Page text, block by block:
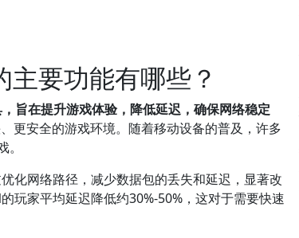
要功能有哪些？
旨在提升游戏体验，降低延迟，确保网络稳定
更安全的游戏环境。随着移动设备的普及，许多
化网络路径，减少数据包的丢失和延迟，显著改
玩家平均延迟降低约30%-50%，这对于需要快速